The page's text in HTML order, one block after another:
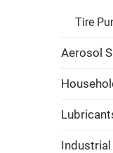
Tire
Aerosol